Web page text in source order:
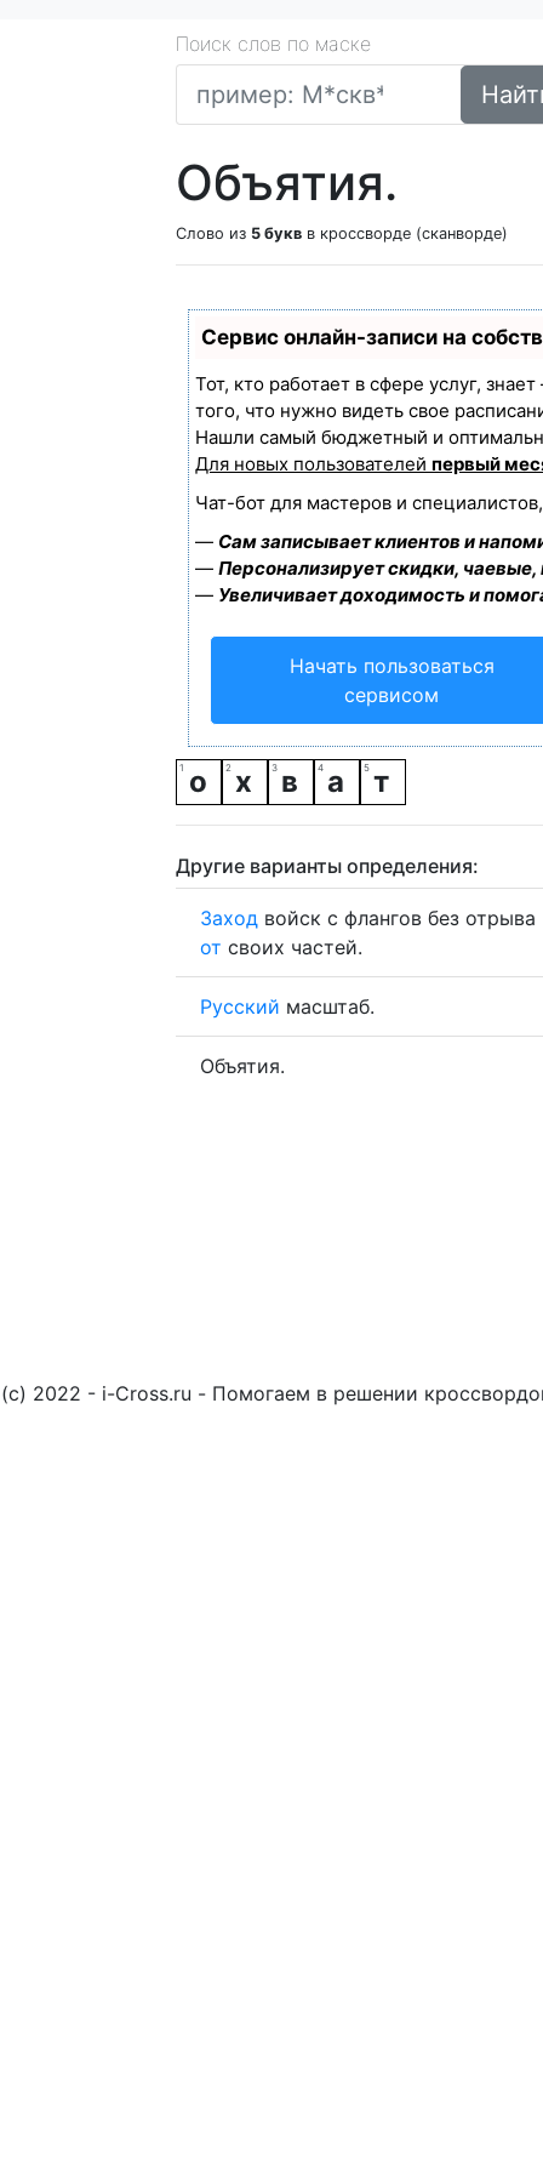
Поиск слов по маске
Объятия.
Слово из 5 букв в кроссворде (сканворде)
Сервис онлайн-записи на
Тот, кто работает в сфере услуг,
того, что нужно видеть свое
Нашли самый бюджетный и
Для новых пользователей первый
Чат-бот для мастеров и
— Сам записывает клиентов и
— Персонализирует скидки,
— Увеличивает доходимость и
Начать пользоваться
сервисом
о х в а т
Другие варианты определения:
Заход войск с флангов без отрыва
от своих частей.
Русский масштаб.
Объятия.
(c) 2022 - i-Cross.ru - Помогаем в решении